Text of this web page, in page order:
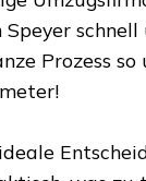
Speyerschnell
Prozess
!